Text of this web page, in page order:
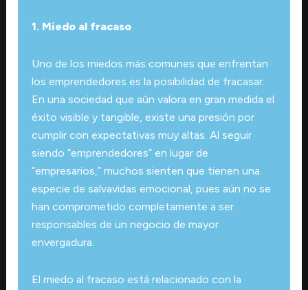
1. Miedo al fracaso
Uno de los miedos más comunes que enfrentan
los emprendedores es la posibilidad de fracasar.
En una sociedad que aún valora en gran medida el
éxito visible y tangible, existe una presión por
cumplir con expectativas muy altas. Al seguir
siendo “emprendedores” en lugar de
“empresarios,” muchos sienten que tienen una
especie de salvavidas emocional, pues aún no se
han comprometido completamente a ser
responsables de un negocio de mayor
envergadura.
El miedo al fracaso está relacionado con la